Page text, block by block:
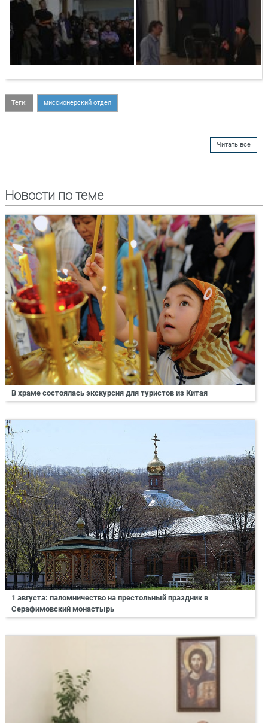
Теги: миссионерский отдел
Читать все
Новости по теме
В храме состоялась экскурсия для туристов из Китая
1 августа: паломничество на престольный праздник в
Серафимовский монастырь